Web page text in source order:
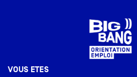
VOUS ÊTES